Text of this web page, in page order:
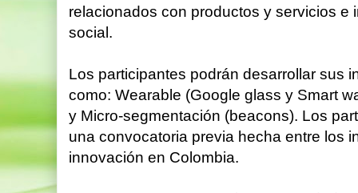
relacionados con productos y servicios e
social.
Los participantes podrán desarrollar sus
como: Wearable (Google glass y Smart
y Micro-segmentación (beacons). Los
una convocatoria previa hecha entre los
innovación en Colombia.